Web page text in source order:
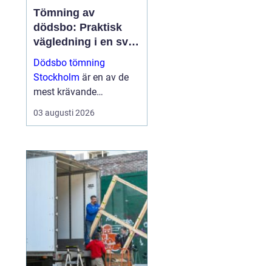
Tömning av
dödsbo: Praktisk
vägledning i en svår
tid
Dödsbo tömning
Stockholm är en av de
mest krävande
uppgifterna som många
förr eller senare behöver
03 augusti 2026